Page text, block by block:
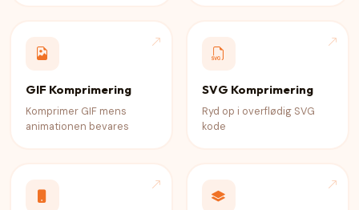
GIF Komprimering
Komprimer GIF mens
animationen bevares
SVG Komprimering
Ryd op i overflødig SVG
kode